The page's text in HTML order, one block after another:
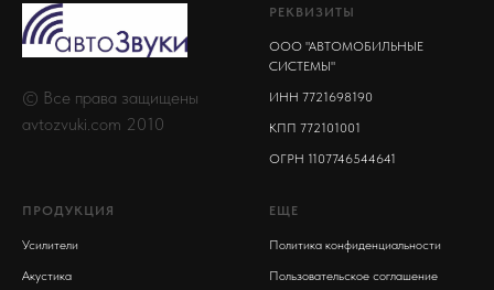
© Все права защищены
avtozvuki.com 2010
РЕКВИЗИТЫ
ООО "АВТОМОБИЛЬНЫЕ
СИСТЕМЫ"
ИНН 7721698190
КПП 772101001
ОГРН 1107746544641
ПРОДУКЦИЯ
Усилители
Акустика
ЕЩЕ
Политика конфиденциальности
Пользовательское соглашение